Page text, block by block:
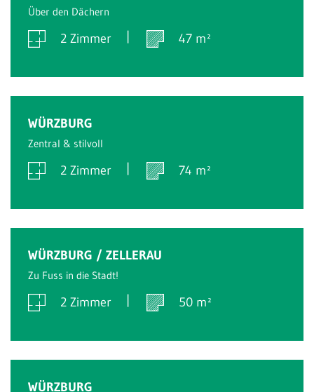
Über den Dächern
2 Zimmer 47 m²
WÜRZBURG
Zentral & stilvoll
2 Zimmer 74 m²
WÜRZBURG / ZELLERAU
Zu Fuss in die Stadt!
2 Zimmer 50 m²
WÜRZBURG